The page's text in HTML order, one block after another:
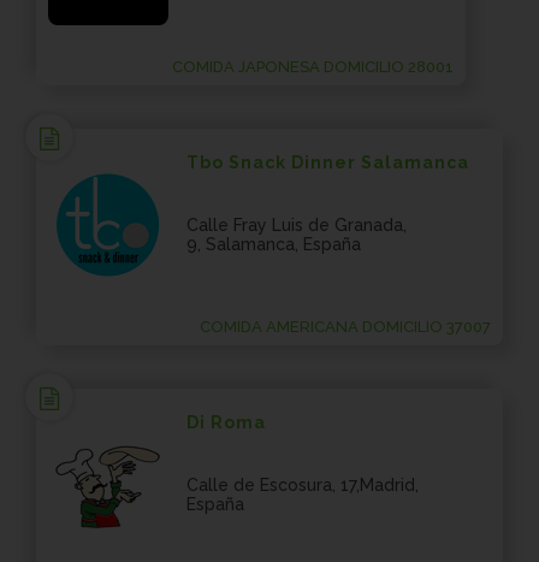
COMIDA JAPONESA DOMICILIO 28001
Tbo Snack Dinner Salamanca
Calle Fray Luis de Granada,
9, Salamanca, España
COMIDA AMERICANA DOMICILIO 37007
Di Roma
Calle de Escosura, 17,Madrid,
España